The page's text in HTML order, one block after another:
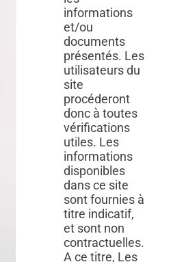
informations
et/ou
documents
présentés. Les
utilisateurs du
site
procéderont
donc à toutes
vérifications
utiles. Les
informations
disponibles
dans ce site
sont fournies à
titre indicatif,
et sont non
contractuelles.
A ce titre, Les